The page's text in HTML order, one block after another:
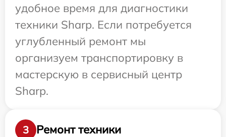
удобное время для диагностики
техники Sharp. Если потребуется
углубленный ремонт мы
организуем транспортировку в
мастерскую в сервисный центр
Sharp.
3
Ремонт техники